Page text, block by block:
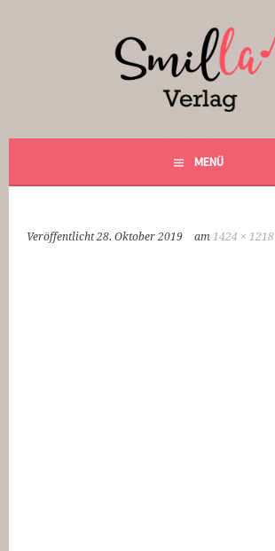
Smilla Verlag
24 Weihnachtsfantasien
MENÜ
Veröffentlicht28. Oktober 2019 am 1424 × 1218